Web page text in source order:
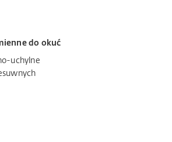
do okuć
uchylne